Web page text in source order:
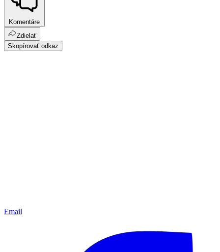
Komentáre
Zdielať
Skopírovať odkaz
Email